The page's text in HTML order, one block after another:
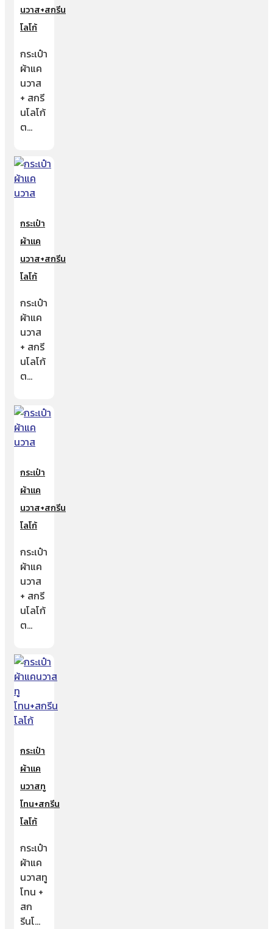
นวาส+สกรีน
โลโก้
กระเป๋า
ผ้าแค
นวาส
+ สกรี
นโลโก้
ต…
กระเป๋า
ผ้าแค
นวาส+สกรีน
โลโก้
กระเป๋า
ผ้าแค
นวาส
+ สกรี
นโลโก้
ต…
กระเป๋า
ผ้าแค
นวาส+สกรีน
โลโก้
กระเป๋า
ผ้าแค
นวาส
+ สกรี
นโลโก้
ต…
กระเป๋า
ผ้าแค
นวาสทู
โทน+สกรีน
โลโก้
กระเป๋า
ผ้าแค
นวาสทู
โทน +
สก
รีนโ…